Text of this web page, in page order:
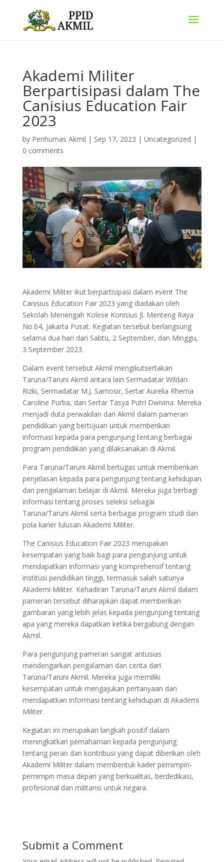
Akademi Militer
Berpartisipasi dalam The
Canisius Education Fair
2023
by Penhumas Akmil | Sep 17, 2023 | Uncategorized |
0 comments
Akademi Militer ikut berpartisipasi dalam event The
Canisius Education Fair 2023 yang diadakan oleh
Sekolah Menengah Kolese Konisius Jl. Menteng Raya
No.64, Jakarta Pusat. Kegiatan tersebut berlangsung
selama dua hari dari Sabtu, 2 September, dan Minggu,
3 September 2023.
Dalam event tersebut Akmil mengikutsertakan
Taruna/Taruni Akmil antara lain Sermadatar Wildan
Rizki, Sermadatar M.J. Samosir, Sertar Aurelia Rhema
Caroline Purba, dan Sertar Tasya Putri Dwivina. Mereka
menjadi duta perwakilan dari Akmil dalam pameran
pendidikan yang bertujuan untuk memberikan
informasi kepada para pengunjung tentang berbagai
program pendidikan yang dilaksanakan di Akmil.
Para Taruna/Taruni Akmil bertugas untuk memberikan
penjelasan kepada para pengunjung tentang kehidupan
dan pengalaman belajar di Akmil. Mereka juga berbagi
informasi tentang proses seleksi sebagai
Taruna/Taruni Akmil serta berbagai program studi dan
pola karier lulusan Akademi Militer.
The Canisius Education Fair 2023 merupakan
kesempatan yang baik bagi para pengunjung untuk
mendapatkan informasi yang komprehensif tentang
institusi pendidikan tinggi, termasuk salah satunya
Akademi Militer. Kehadiran Taruna/Taruni Akmil dalam
pameran tersebut diharapkan dapat memberikan
gambaran yang lebih jelas kepada pengunjung tentang
apa yang mereka dapatkan ketika bergabung dengan
Akmil.
Para pengunjung pameran sangat antusias
mendengarkan pengalaman dan cerita dari
Taruna/Taruni Akmil. Mereka juga memiliki
kesempatan untuk mengajukan pertanyaan dan
mendapatkan informasi tentang kehidupan di Akademi
Militer.
Kegiatan ini merupakan langkah positif dalam
meningkatkan pemahaman kepada pengunjung
tentang peran dan kontribusi yang dapat diberikan oleh
Akademi Militer dalam membentuk kader pemimpin-
pemimpin masa depan yang berkualitas, berdedikasi,
profesional dan militansi untuk negara.
Submit a Comment